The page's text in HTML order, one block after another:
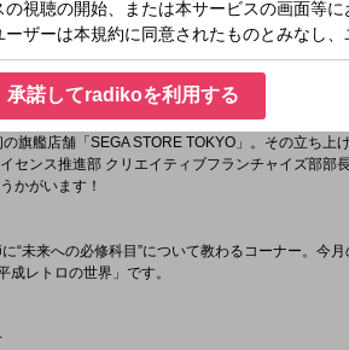
をお届けするコーナー！
旗艦店舗「SEGA STORE TOKYO」。その立ち上
センス推進部 クリエイティブフランチャイズ部部
かがいます！
“未来への必修科目”について教わるコーナー。今
レトロの世界」です。
承諾してradikoを利用する